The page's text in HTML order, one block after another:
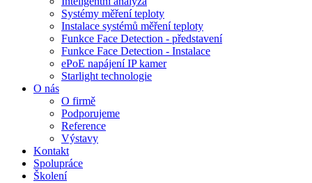
Systémy měření teploty
Instalace systémů měření teploty
Funkce Face Detection - představení
Funkce Face Detection - Instalace
ePoE napájení IP kamer
Starlight technologie
O nás
O firmě
Podporujeme
Reference
Výstavy
Kontakt
Spolupráce
Školení